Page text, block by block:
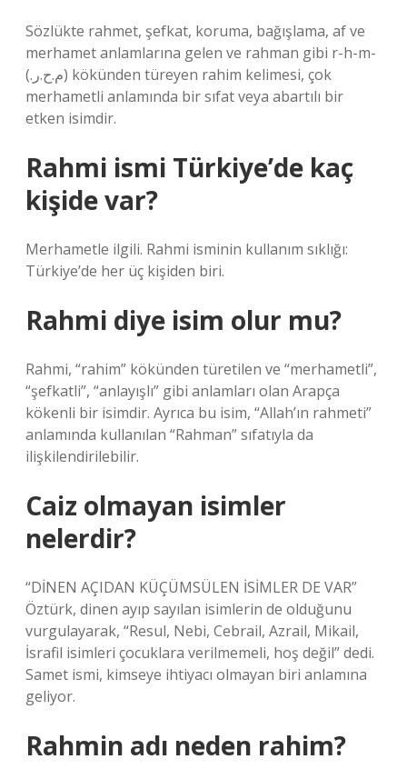
Sözlükte rahmet, şefkat, koruma, bağışlama, af ve
merhamet anlamlarına gelen ve rahman gibi r-h-m-
(.م.ح.ر) kökünden türeyen rahim kelimesi, çok
merhametli anlamında bir sıfat veya abartılı bir
etken isimdir.
Rahmi ismi Türkiye’de kaç
kişide var?
Merhametle ilgili. Rahmi isminin kullanım sıklığı:
Türkiye’de her üç kişiden biri.
Rahmi diye isim olur mu?
Rahmi, “rahim” kökünden türetilen ve “merhametli”,
“şefkatli”, “anlayışlı” gibi anlamları olan Arapça
kökenli bir isimdir. Ayrıca bu isim, “Allah’ın rahmeti”
anlamında kullanılan “Rahman” sıfatıyla da
ilişkilendirilebilir.
Caiz olmayan isimler
nelerdir?
“DİNEN AÇIDAN KÜÇÜMSÜLEN İSİMLER DE VAR”
Öztürk, dinen ayıp sayılan isimlerin de olduğunu
vurgulayarak, “Resul, Nebi, Cebrail, Azrail, Mikail,
İsrafil isimleri çocuklara verilmemeli, hoş değil” dedi.
Samet ismi, kimseye ihtiyacı olmayan biri anlamına
geliyor.
Rahmin adı neden rahim?